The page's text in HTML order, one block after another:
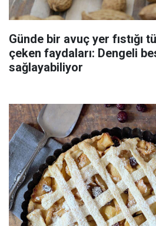
Günde bir avuç yer fıstığı
çeken faydaları: Dengeli
sağlayabiliyor